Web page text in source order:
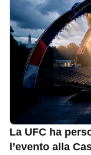
La UFC ha
l’evento alla